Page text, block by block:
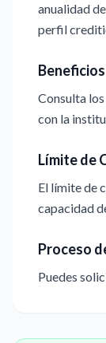
anualidad
perfil
Consulta
con la
Límite de
El límite de
capacidad
Proceso
Puedes